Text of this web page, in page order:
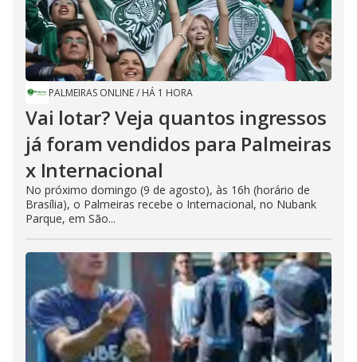
PALMEIRAS ONLINE/ HÁ 1 HORA
Vai lotar? Veja quantos ingressos
já foram vendidos para Palmeiras
x Internacional
No próximo domingo (9 de agosto), às 16h (horário de
Brasília), o Palmeiras recebe o Internacional, no Nubank
Parque, em São...